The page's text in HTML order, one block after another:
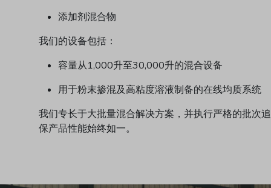
添加剂混合物
我们的设备包括：
容量从1,000升至30,000升的混合设备
用于粉末掺混及高粘度溶液制备的在线均质系统
我们专长于大批量混合解决方案，并执行严格的批次
保产品性能始终如一。